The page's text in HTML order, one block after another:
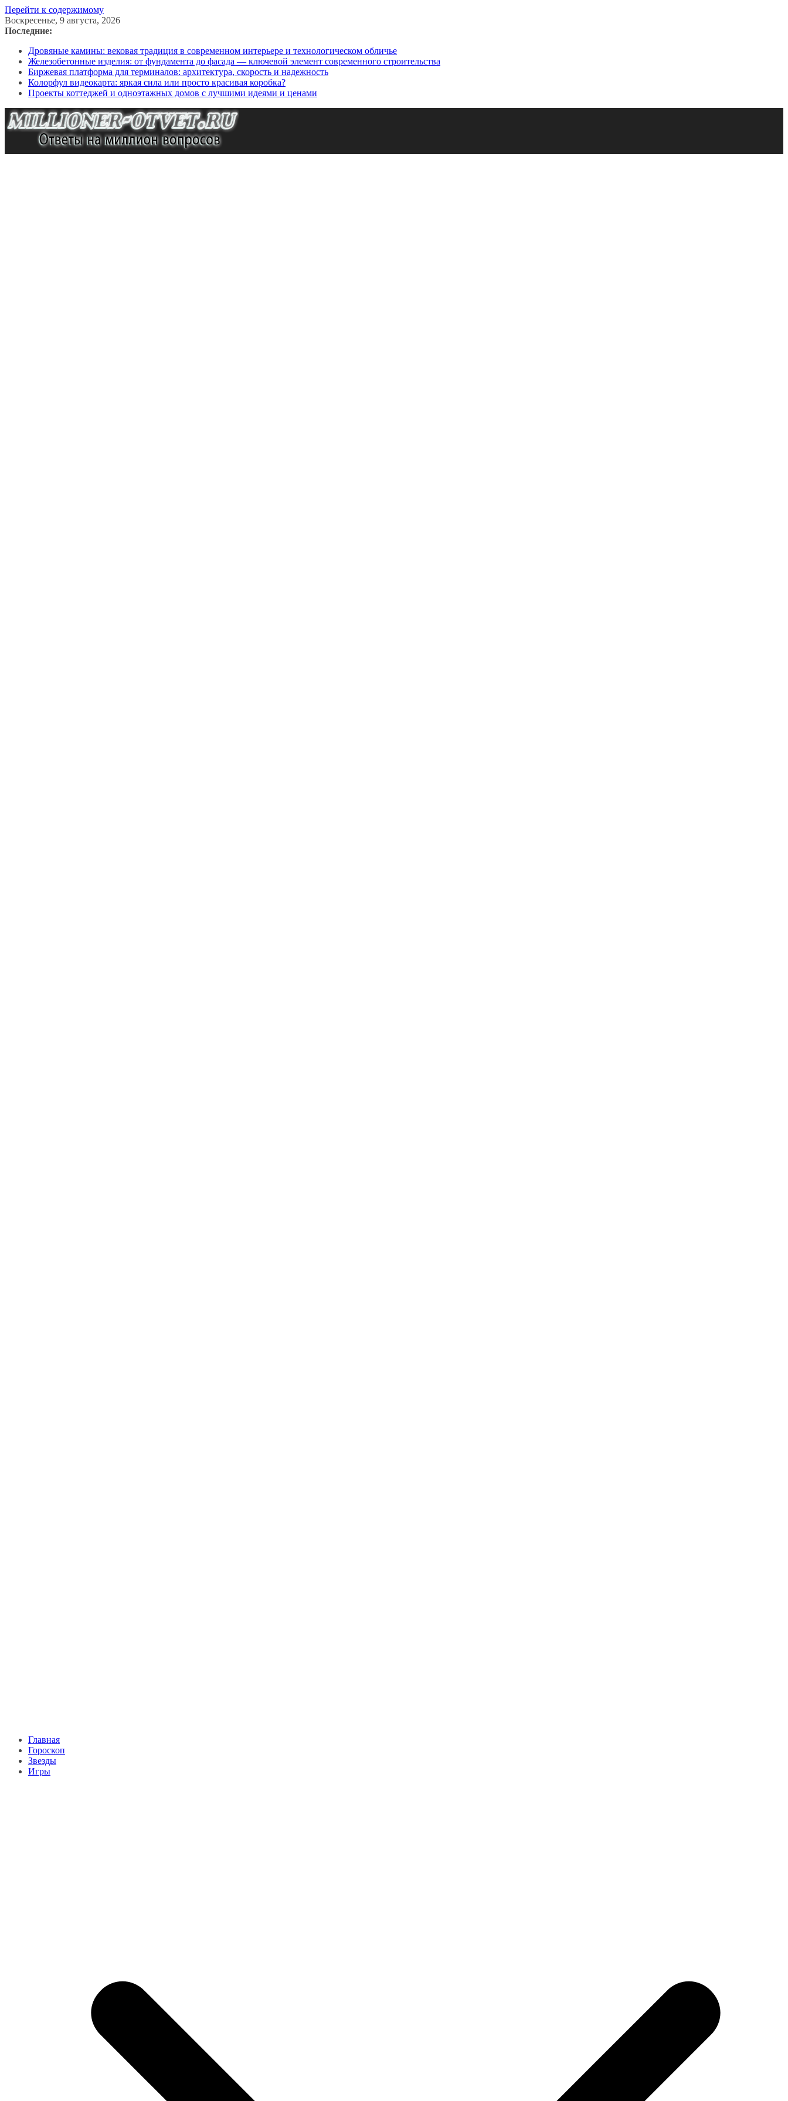
Перейти к содержимому
Воскресенье, 9 августа, 2026
Последние:
Дровяные камины: вековая традиция в современном интерьере и технологическом обличье
Железобетонные изделия: от фундамента до фасада — ключевой элемент современного строительства
Биржевая платформа для терминалов: архитектура, скорость и надежность
Колорфул видеокарта: яркая сила или просто красивая коробка?
Проекты коттеджей и одноэтажных домов с лучшими идеями и ценами
Главная
Гороскоп
Звезды
Игры